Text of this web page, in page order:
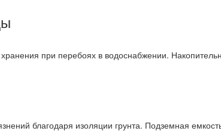
при перебоях в водоснабжении.
благодаря изоляции грунта. Подземная